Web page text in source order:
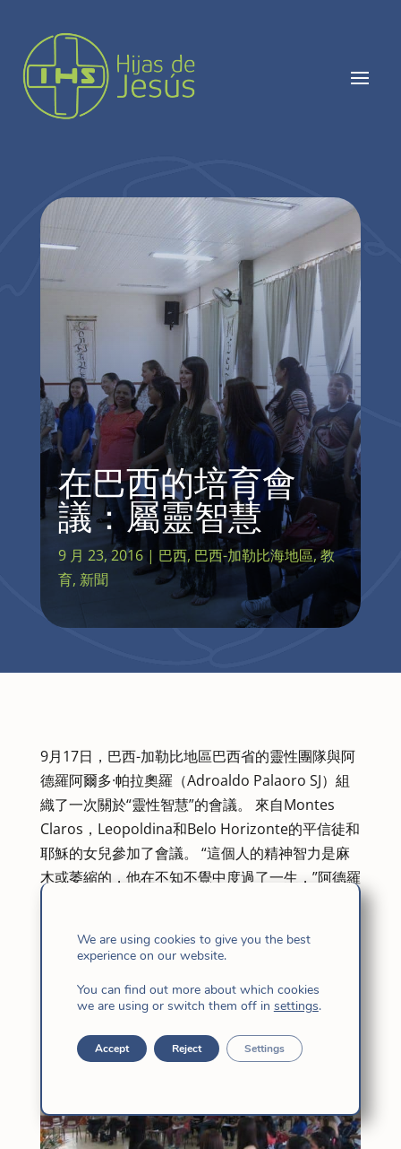
在巴西的培育會
議：屬靈智慧
9 月 23, 2016| 巴西,巴西-加勒比海地區, 教
育, 新聞
9月17日，巴西-加勒比地區巴西省的靈性團隊與阿
德羅阿爾多·帕拉奧羅（Adroaldo Palaoro SJ）組
織了一次關於“靈性智慧”的會議。 來自Montes
Claros，Leopoldina和Belo Horizonte的平信徒和
耶穌的女兒參加了會議。 “這個人的精神智力是麻
木或萎縮的，他在不知不覺中度過了一生，”阿德羅
安娜·瑪麗亞·貢薩爾維斯（Ana Maria
Gonçalves），社區助理
We are using cookies to give you the best
experience on our website.
You can find out more about which cookies
we are using or switch them off in settings.
Accept Reject Settings